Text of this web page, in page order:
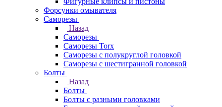
Форсунки омывателя
Саморезы
Назад
Саморезы
Саморезы Torx
Саморезы с полукруглой головкой
Саморезы с шестигранной головкой
Болты
Назад
Болты
Болты с разными головками